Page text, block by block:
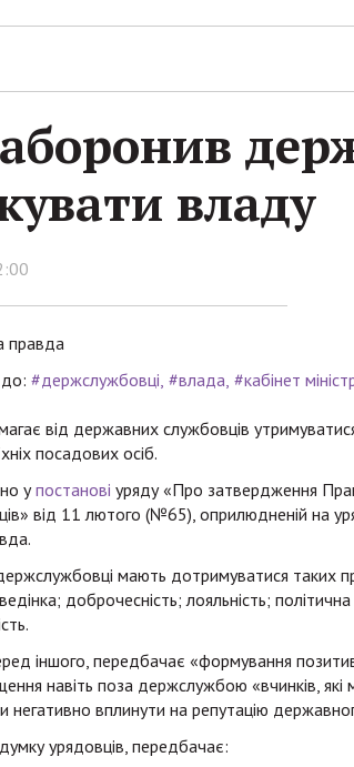
владу
правда
#держслужбовці #влада #кабінет
від державних службовців
посадових осіб.
упостанові уряду «Про затвердження
від 11 лютого (№65), оприлюдненій на
мають дотримуватися таких
доброчесність; лояльність;
іншого, передбачає «формування
навіть поза держслужбою «вчинків,
негативно вплинути на репутацію
урядовців, передбачає: